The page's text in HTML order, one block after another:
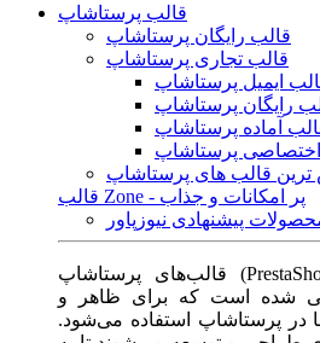
قالب پرستاشاپ
قالب رایگان پرستاشاپ
قالب تجاری پرستاشاپ
ایمیل پرستاشاپ
رایگان پرستاشاپ
آماده پرستاشاپ
پرستاشاپ
قالب های پرستاشاپ
قالب Zone - پر امکانات و جذاب
پیشنهادی نیوزپاور
قالب‌های پرستاشاپ (PrestaShop themes) مجموعه‌ای از
شده است که برای ظاهر و
در پرستاشاپ استفاده می‌شود.